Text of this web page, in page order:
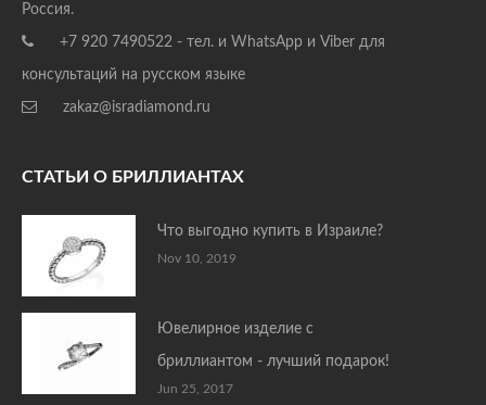
Россия.
+7 920 7490522 - тел. и WhatsApp и Viber для
консультаций на русском языке
zakaz@isradiamond.ru
СТАТЬИ О БРИЛЛИАНТАХ
Что выгодно купить в Израиле?
Nov 10, 2019
Ювелирное изделие с
бриллиантом - лучший подарок!
Jun 25, 2017